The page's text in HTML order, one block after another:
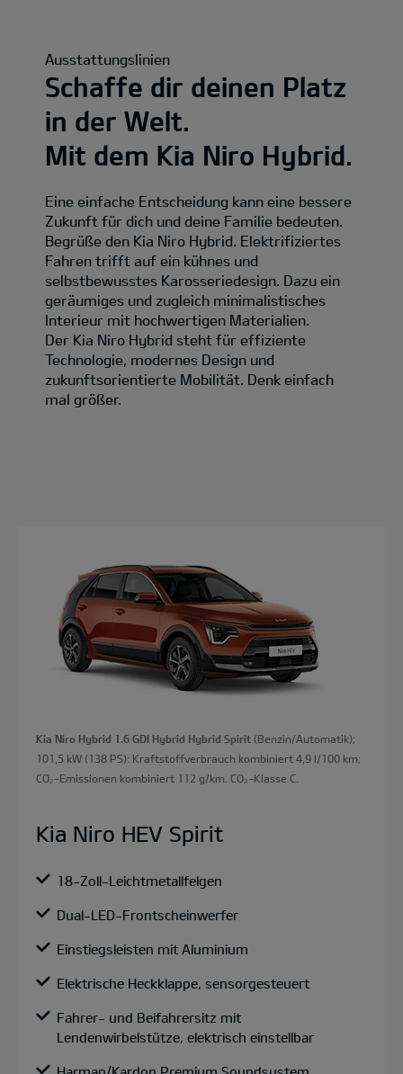
Ausstattungslinien
Schaffe dir deinen Platz
in der Welt.
Mit dem Kia Niro Hybrid.
Eine einfache Entscheidung kann eine bessere
Zukunft für dich und deine Familie bedeuten.
Begrüße den Kia Niro Hybrid. Elektrifiziertes
Fahren trifft auf ein kühnes und
selbstbewusstes Karosseriedesign. Dazu ein
geräumiges und zugleich minimalistisches
Interieur mit hochwertigen Materialien.
Der Kia Niro Hybrid steht für effiziente
Technologie, modernes Design und
zukunftsorientierte Mobilität. Denk einfach
mal größer.
Kia Niro Hybrid 1.6 GDI Hybrid Hybrid Spirit (Benzin/Automatik);
101,5 kW (138 PS): Kraftstoffverbrauch kombiniert 4,9 l/100 km;
CO₂-Emissionen kombiniert 112 g/km. CO₂-Klasse C.
Kia Niro HEV Spirit
18-Zoll-Leichtmetallfelgen
Dual-LED-Frontscheinwerfer
Einstiegsleisten mit Aluminium
Elektrische Heckklappe, sensorgesteuert
Fahrer- und Beifahrersitz mit
Lendenwirbelstütze, elektrisch einstellbar